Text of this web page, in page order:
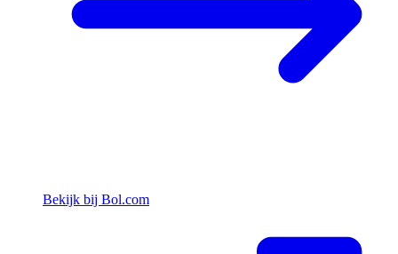
Bekijk bij Bol.com